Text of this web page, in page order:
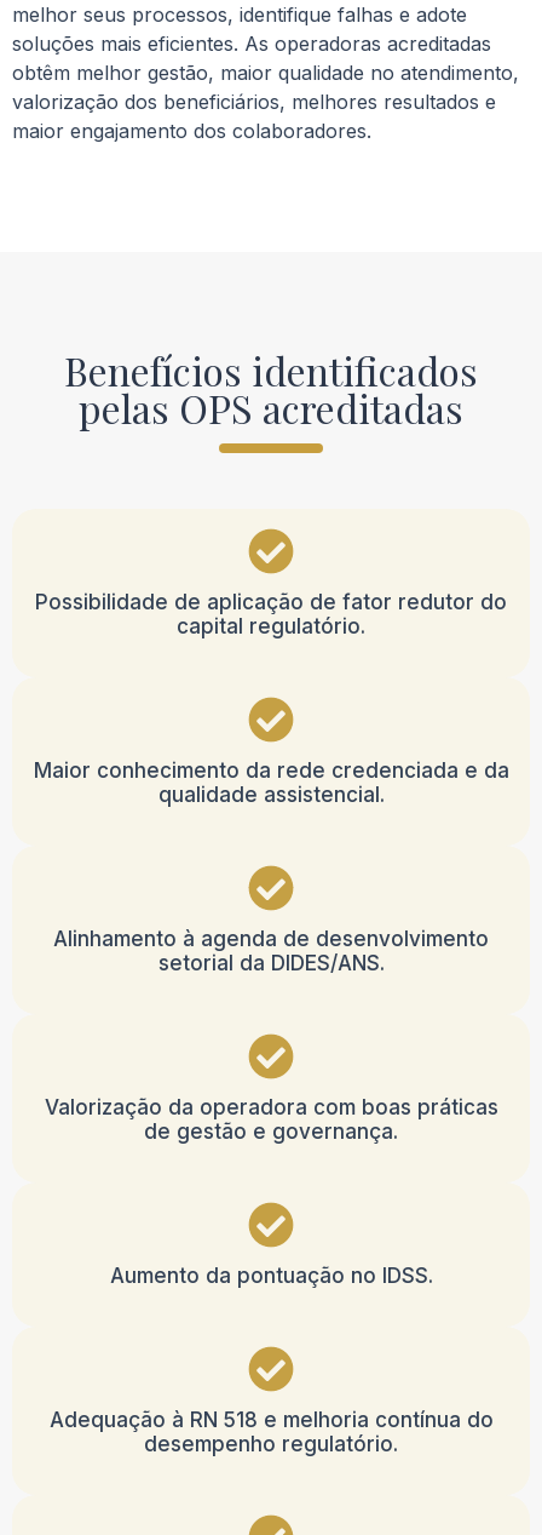
melhor seus processos, identifique falhas e adote
soluções mais eficientes. As operadoras acreditadas
obtêm melhor gestão, maior qualidade no atendimento,
valorização dos beneficiários, melhores resultados e
maior engajamento dos colaboradores.
Benefícios identificados
pelas OPS acreditadas
Possibilidade de aplicação de fator redutor do
capital regulatório.
Maior conhecimento da rede credenciada e da
qualidade assistencial.
Alinhamento à agenda de desenvolvimento
setorial da DIDES/ANS.
Valorização da operadora com boas práticas
de gestão e governança.
Aumento da pontuação no IDSS.
Adequação à RN 518 e melhoria contínua do
desempenho regulatório.